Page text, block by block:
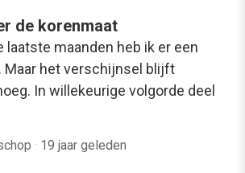
de korenmaat
laatste maanden heb ik er een
Maar het verschijnsel blijft
In willekeurige volgorde deel
· 19 jaar geleden